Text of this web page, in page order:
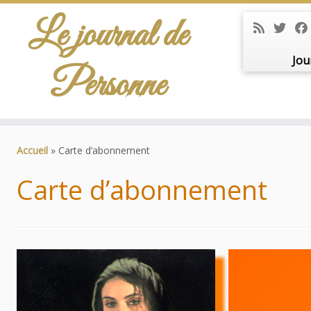
Le journal de
Personne
Accueil » Carte d’abonnement
Carte d’abonnement